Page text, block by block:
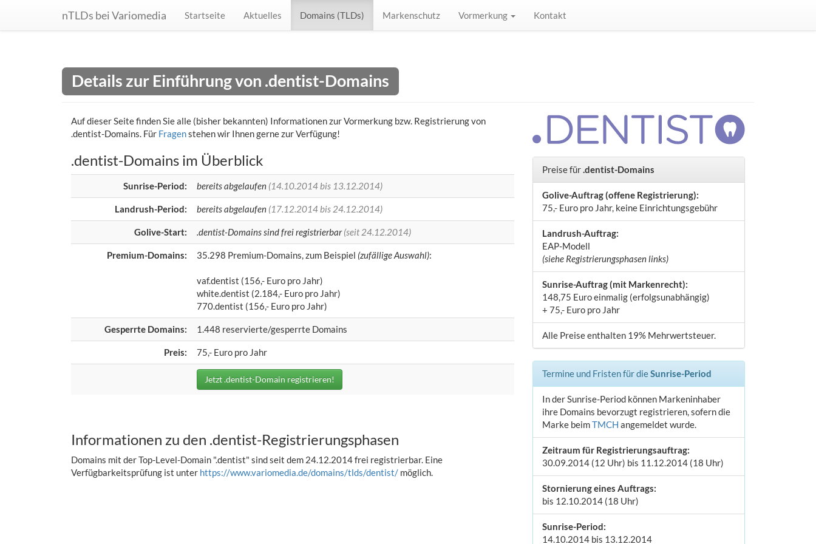
nTLDs bei Variomedia Startseite Aktuelles Domains (TLDs) Markenschutz Vormerkung Kontakt
Details zur Einführung von .dentist-Domains
Auf dieser Seite finden Sie alle (bisher bekannten) Informationen zur Vormerkung bzw. Registrierung von
.dentist-Domains. Für Fragenstehen wir Ihnen gerne zur Verfügung!
.dentist-Domains im Überblick
Sunrise-Period: bereits abgelaufen (14.10.2014 bis 13.12.2014)
Landrush-Period: bereits abgelaufen (17.12.2014 bis 24.12.2014)
Golive-Start: .dentist-Domains sind frei registrierbar(seit 24.12.2014)
Premium-Domains: 35.298 Premium-Domains, zum Beispiel (zufällige Auswahl):
vaf.dentist (156,- Euro pro Jahr)
white.dentist (2.184,- Euro pro Jahr)
770.dentist (156,- Euro pro Jahr)
Gesperrte Domains: 1.448 reservierte/gesperrte Domains
Preis: 75,- Euro pro Jahr
Jetzt .dentist-Domain registrieren!
Informationen zu den .dentist-Registrierungsphasen
Domains mit der Top-Level-Domain ".dentist" sind seit dem 24.12.2014 frei registrierbar. Eine
Verfügbarkeitsprüfung ist unter https://www.variomedia.de/domains/tlds/dentist/ möglich.
Preise für.dentist-Domains
Golive-Auftrag (offene Registrierung):
75,- Euro pro Jahr, keine Einrichtungsgebühr
Landrush-Auftrag:
EAP-Modell
(siehe Registrierungsphasen links)
Sunrise-Auftrag (mit Markenrecht):
148,75 Euro einmalig (erfolgsunabhängig)
+ 75,- Euro pro Jahr
Alle Preise enthalten 19% Mehrwertsteuer.
Termine und Fristen für dieSunrise-Period
In der Sunrise-Period können Markeninhaber
ihre Domains bevorzugt registrieren, sofern die
Marke beimTMCH angemeldet wurde.
Zeitraum für Registrierungsauftrag:
30.09.2014 (12 Uhr) bis 11.12.2014 (18 Uhr)
Stornierung eines Auftrags:
bis 12.10.2014 (18 Uhr)
Sunrise-Period:
14.10.2014 bis 13.12.2014